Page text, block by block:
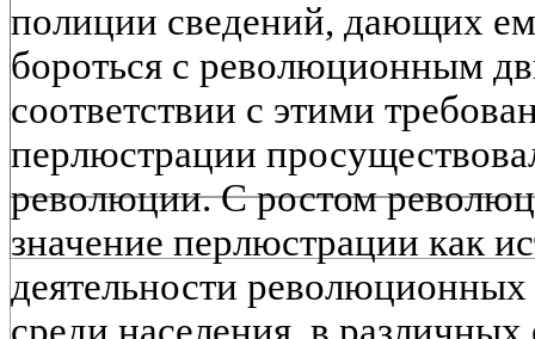
полиции сведений, дающих
бороться с революционным
соответствии с этими
перлюстрации
революции. С ростом
значение перлюстрации как
деятельности